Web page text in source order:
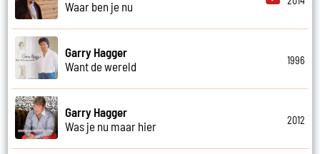
Waar ben je nu
Garry Hagger
Want de wereld
1996
Garry Hagger
Was je nu maar hier
2012